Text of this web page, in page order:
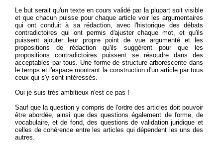
Le but serait qu'un texte en cours validé par la plupart soit visible
et que chacun puisse pour chaque article voir les argumentaires
qui ont conduit à sa rédaction, avec l'historique des débats
contradictoires qui ont permis d'ajuster chaque mot, et qu'ils
puissent ajouter leur propre point de vue argumenté et les
propositions de rédaction qu'ils suggèrent pour que les
propositions contradictoires puissent se résoudre dans des
acceptables par tous. Une forme de structure arborescente dans
le temps et l'espace montrant la construction d'un article par tous
ceux qui s'y sont intéressés.
Oui je suis très ambitieux n'est ce pas !
Sauf que la question y compris de l'ordre des articles doit pouvoir
être abordée, ainsi que des questions également de forme, de
vocabulaire, et de fond, des questions de validation juridique et
celles de cohérence entre les articles qui dépendent les uns des
autres.